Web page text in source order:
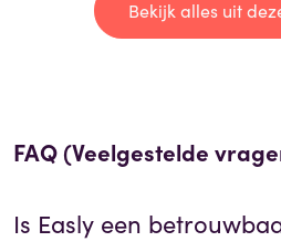
Bekijk alles uit
FAQ (Veelgestelde
Is Easly een